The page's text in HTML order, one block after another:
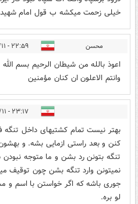
خیلی زحمت میکشه ب قول امام شهید
محسن ۲۲:۵۹ - ۱۴۰۵/۰۳/۱۱
اعوذ بالله من شیطان الرحیم بسم الله
وانتم الاعلون ان کنان مؤمنین
۲۳:۱۷ - ۱۴۰۵/۰۳/۱۱
بهتر نیست تمام کشتیهای داخل
کنن و بعد راستی ازمایی بشه. و
تنگه بتونن رد بشن و ما متوجه
نمیتونن وارد تنگه بشن چون توقیف
جوری باشه که اگر خواستن با اسم
لو بره.